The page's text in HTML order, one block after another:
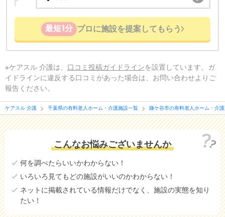
最短1分 プロに施設を提案してもらう
※ケアスル 介護は、 口コミ投稿ガイドラインを設置しています。ガ
イドラインに違反する口コミがあった場合は、お問い合わせよりご
報告ください。
ケアスル 介護 千葉県の有料老人ホーム・介護施設一覧 鎌ケ谷市の有料老人ホーム・介
こんなお悩みございませんか
何を調べたらいいかわからない！
いろいろ見てもどの施設がいいのかわからない！
ネットに掲載されている情報だけでなく、施設の実態を知り
たい！